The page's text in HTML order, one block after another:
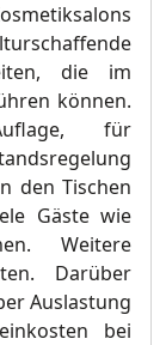
die im
können.
für
den Tischen
Gäste wie
Weitere
Darüber
Auslastung
bei